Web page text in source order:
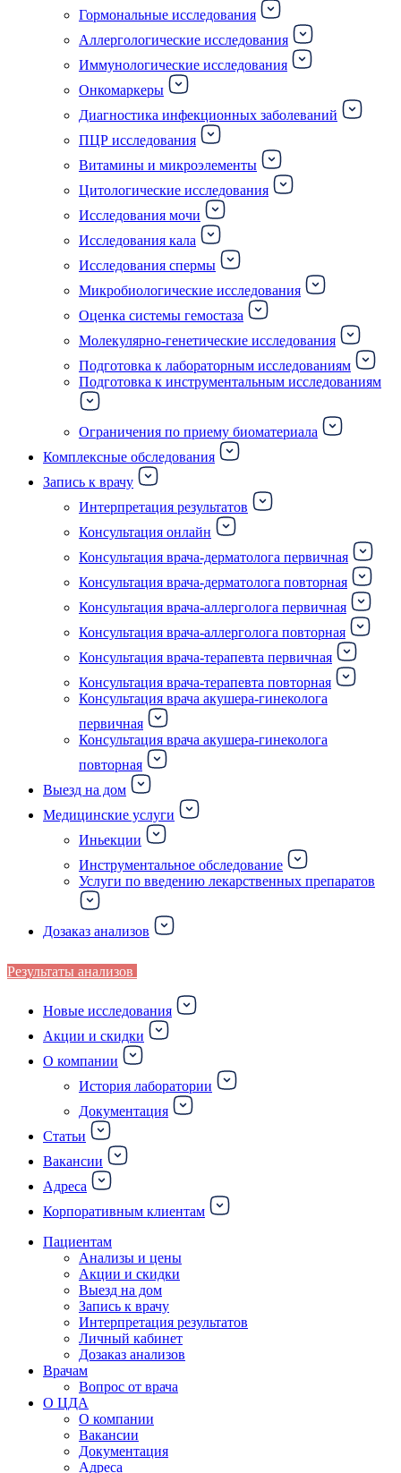
Гормональные исследования
Аллергологические исследования
Иммунологические исследования
Онкомаркеры
Диагностика инфекционных заболеваний
ПЦР исследования
Витамины и микроэлементы
Цитологические исследования
Исследования мочи
Исследования кала
Исследования спермы
Микробиологические исследования
Оценка системы гемостаза
Молекулярно-генетические исследования
Подготовка к лабораторным исследованиям
Подготовка к инструментальным исследованиям
Ограничения по приему биоматериала
Комплексные обследования
Запись к врачу
Интерпретация результатов
Консультация онлайн
Консультация врача-дерматолога первичная
Консультация врача-дерматолога повторная
Консультация врача-аллерголога первичная
Консультация врача-аллерголога повторная
Консультация врача-терапевта первичная
Консультация врача-терапевта повторная
Консультация врача акушера-гинеколога
первичная
Консультация врача акушера-гинеколога
повторная
Выезд на дом
Медицинские услуги
Иньекции
Инструментальное обследование
Услуги по введению лекарственных препаратов
Дозаказ анализов
Результаты анализов
Новые исследования
Акции и скидки
О компании
История лаборатории
Документация
Статьи
Вакансии
Адреса
Корпоративным клиентам
Пациентам
Анализы и цены
Акции и скидки
Выезд на дом
Запись к врачу
Интерпретация результатов
Личный кабинет
Дозаказ анализов
Врачам
Вопрос от врача
О ЦДА
О компании
Вакансии
Документация
Адреса